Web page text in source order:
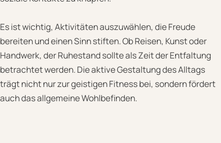
Es ist wichtig, Aktivitäten auszuwählen, die Freude
bereiten und einen Sinn stiften. Ob Reisen, Kunst oder
Handwerk, der Ruhestand sollte als Zeit der Entfaltung
betrachtet werden. Die aktive Gestaltung des Alltags
trägt nicht nur zur geistigen Fitness bei, sondern fördert
auch das allgemeine Wohlbefinden.